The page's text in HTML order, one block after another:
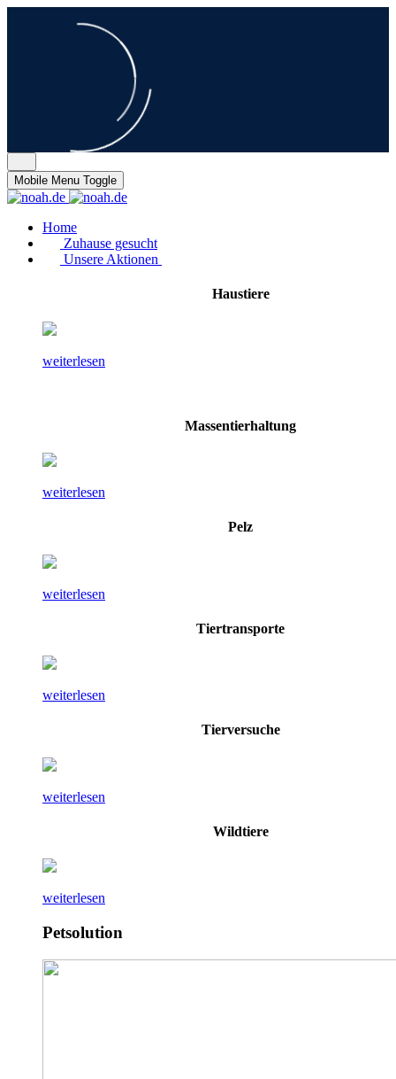
Mobile Menu Toggle
Home
Zuhause gesucht
Unsere Aktionen
Haustiere
weiterlesen
Massentierhaltung
weiterlesen
Pelz
weiterlesen
Tiertransporte
weiterlesen
Tierversuche
weiterlesen
Wildtiere
weiterlesen
Petsolution